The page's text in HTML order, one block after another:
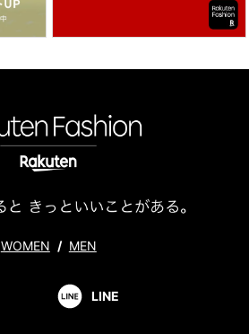
WOMEN / MEN
LINE